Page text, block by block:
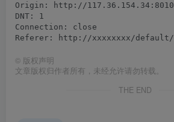
Origin: http://117.36.154.34:8010
DNT: 1
Connection: close
© 版权声明
文章版权归作者所有，未经允许请勿转载。
THE END